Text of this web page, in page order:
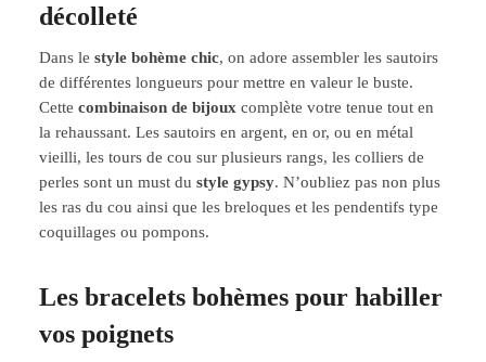
décolleté
Dans lestyle bohème chic, on adore assembler les sautoirs
de différentes longueurs pour mettre en valeur le buste.
Cettecombinaison de bijoux complète votre tenue tout en
la rehaussant. Les sautoirs en argent, en or, ou en métal
vieilli, les tours de cou sur plusieurs rangs, les colliers de
perles sont un must dustyle gypsy. N’oubliez pas non plus
les ras du cou ainsi que les breloques et les pendentifs type
coquillages ou pompons.
Les bracelets bohèmes pour habiller
vos poignets